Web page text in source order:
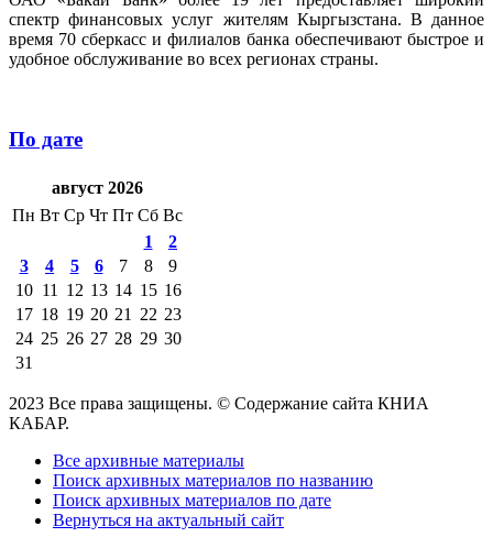
спектр финансовых услуг жителям Кыргызстана. В данное
время 70 сберкасс и филиалов банка обеспечивают быстрое и
удобное обслуживание во всех регионах страны.
По дате
август 2026
Пн Вт Ср Чт Пт Сб Вс
1
2
3
4 5 6 7 8
9
10 11 12 13 14 15 16
17 18 19 20 21 22 23
24 25 26 27 28 29 30
31
2023 Все права защищены. © Содержание сайта КНИА
КАБАР.
Все архивные материалы
Поиск архивных материалов по названию
Поиск архивных материалов по дате
Вернуться на актуальный сайт